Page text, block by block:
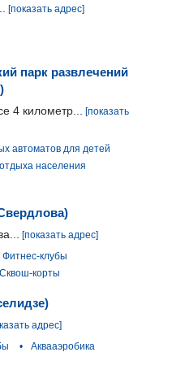
[показать адрес]
парк развлечений
4 километр...
[показать
автоматов для детей
населения
[показать адрес]
Фитнес-клубы
Сквош-корты
адрес]
•
Аквааэробика